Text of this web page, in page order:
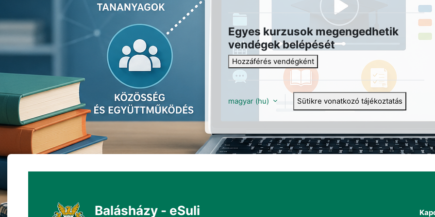
Egyes kurzusok megengedhetik
vendégek belépését
Hozzáférés vendégként
magyar ‎(hu)‎ Sütikre vonatkozó tájékoztatás
Balásházy - eSuli